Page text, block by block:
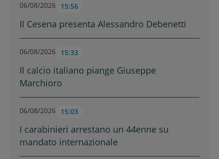
06/08/2026 15:56
Il Cesena presenta Alessandro Debenetti
06/08/2026 15:33
Il calcio italiano piange Giuseppe
Marchioro
06/08/2026 15:03
I carabinieri arrestano un 44enne su
mandato internazionale